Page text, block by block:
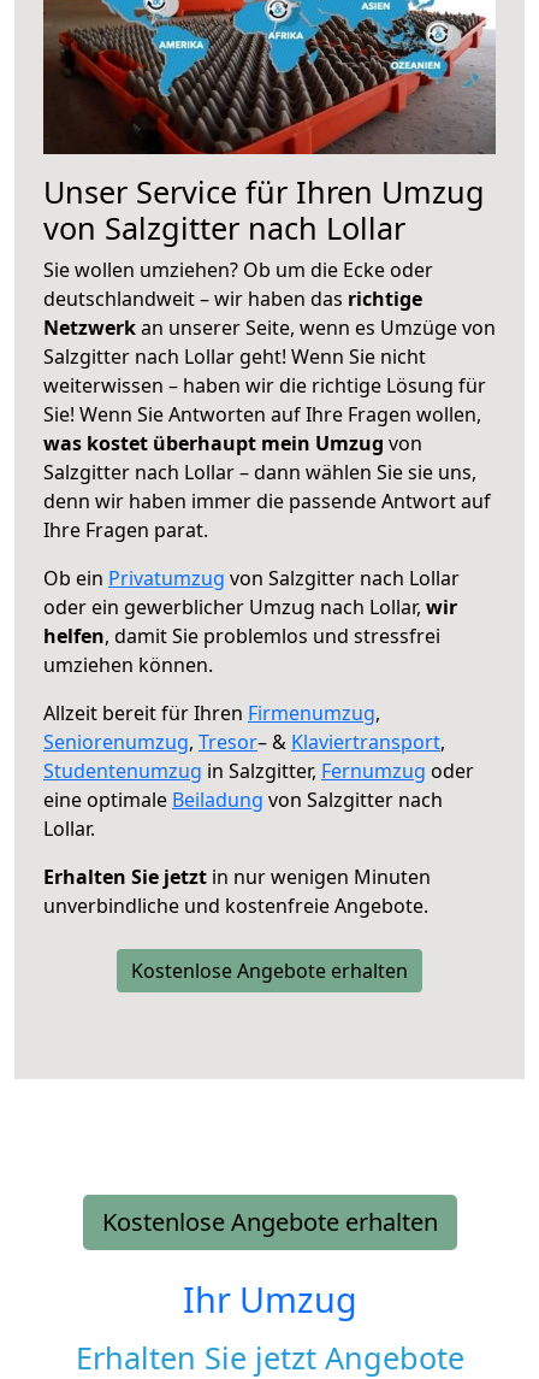
Unser Service für Ihren Umzug
von Salzgitter nach Lollar
Sie wollen umziehen? Ob um die Ecke oder
deutschlandweit – wir haben das richtige
Netzwerkan unserer Seite, wenn es Umzüge von
Salzgitter nach Lollar geht! Wenn Sie nicht
weiterwissen – haben wir die richtige Lösung für
Sie! Wenn Sie Antworten auf Ihre Fragen wollen,
was kostet überhaupt mein Umzug von
Salzgitter nach Lollar – dann wählen Sie sie uns,
denn wir haben immer die passende Antwort auf
Ihre Fragen parat.
Ob ein Privatumzug von Salzgitter nach Lollar
oder ein gewerblicher Umzug nach Lollar, wir
helfen, damit Sie problemlos und stressfrei
umziehen können.
Allzeit bereit für Ihren Firmenumzug,
Seniorenumzug, Tresor– & Klaviertransport,
Studentenumzug in Salzgitter, Fernumzug oder
eine optimale Beiladung von Salzgitter nach
Lollar.
Erhalten Sie jetzt in nur wenigen Minuten
unverbindliche und kostenfreie Angebote.
Kostenlose Angebote erhalten
Kostenlose Angebote erhalten
Ihr Umzug
Erhalten Sie jetzt Angebote